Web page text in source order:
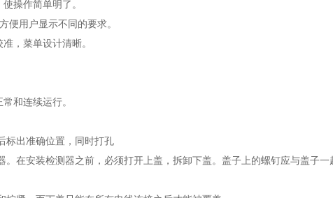
操作简单明了。
用户显示不同的要求。
，菜单设计清晰。
和连续运行。
出准确位置，同时打孔
安装检测器之前，必须打开上盖，拆卸下盖。盖子上的螺钉应与盖子一